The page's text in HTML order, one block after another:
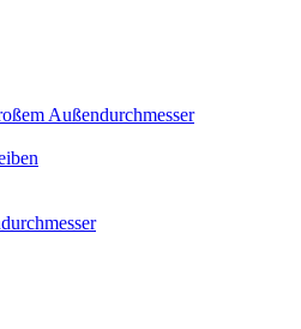
Außendurchmesser